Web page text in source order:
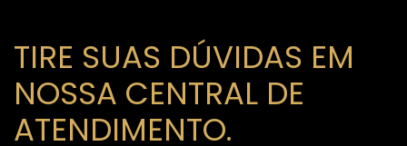
TIRE SUAS DÚVIDAS EM
NOSSA CENTRAL DE
ATENDIMENTO.